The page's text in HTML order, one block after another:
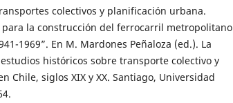
colectivos y planificación urbana.
para la construcción del ferrocarril metropolitano
1969”. En M. Mardones Peñaloza (ed.). La
históricos sobre transporte colectivo y
Chile, siglos XIX y XX. Santiago, Universidad